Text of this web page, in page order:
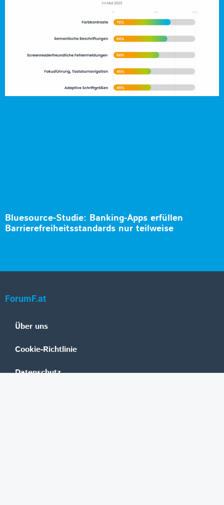
Bluesource-Studie: Banking-Apps erfüllen
Barrierefreiheitsstandards nur teilweise
ForumF.at
Über uns
Cookie-Richtlinie
Datenschutz